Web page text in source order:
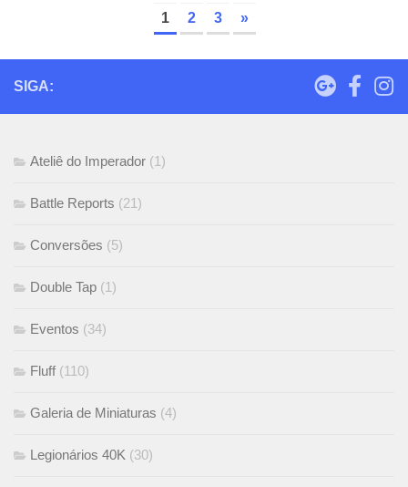
1 2 3 »
SIGA:
Ateliê do Imperador (1)
Battle Reports (21)
Conversões (5)
Double Tap (1)
Eventos (34)
Fluff (110)
Galeria de Miniaturas (4)
Legionários 40K (30)